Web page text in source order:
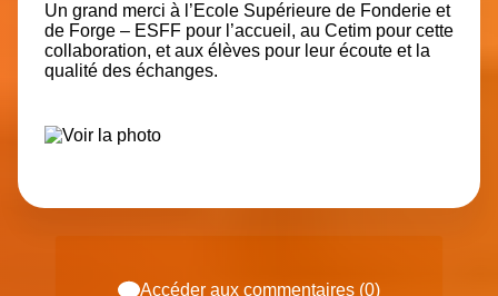
Un grand merci à l’Ecole Supérieure de Fonderie et
de Forge – ESFF pour l’accueil, au Cetim pour cette
collaboration, et aux élèves pour leur écoute et la
qualité des échanges.
Accéder aux commentaires (0)